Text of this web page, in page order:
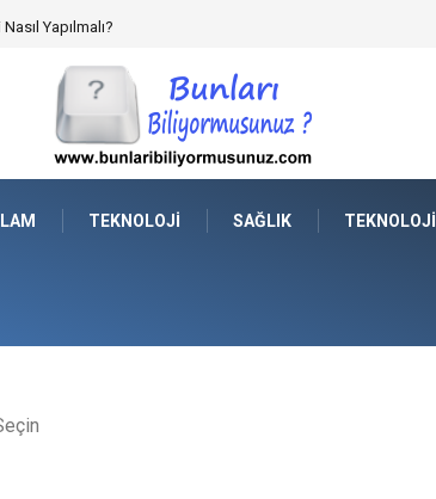
Yapılmalı?
TEKNOLOJI SAĞLIK